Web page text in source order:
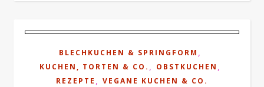
BLECHKUCHEN & SPRINGFORM ,
KUCHEN, TORTEN & CO. , OBSTKUCHEN ,
REZEPTE , VEGANE KUCHEN & CO.